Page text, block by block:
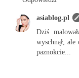
asiablog.pl
Dziś
wyschnął,
paznokcie...